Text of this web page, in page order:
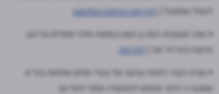
לסמל סטטוס? |
לקריאת הניתוח המקצועי
• שתי תושבות רמת גן יפוצו במאות אלפי שקלים על רגע
פרשת בית ליר אור |
לקריאה
• ועדת הערר דחתה ערעור של בעלי אולם שמחות בת"א
שטענו כי היתר שימוש למסעדה אמור לחול גם